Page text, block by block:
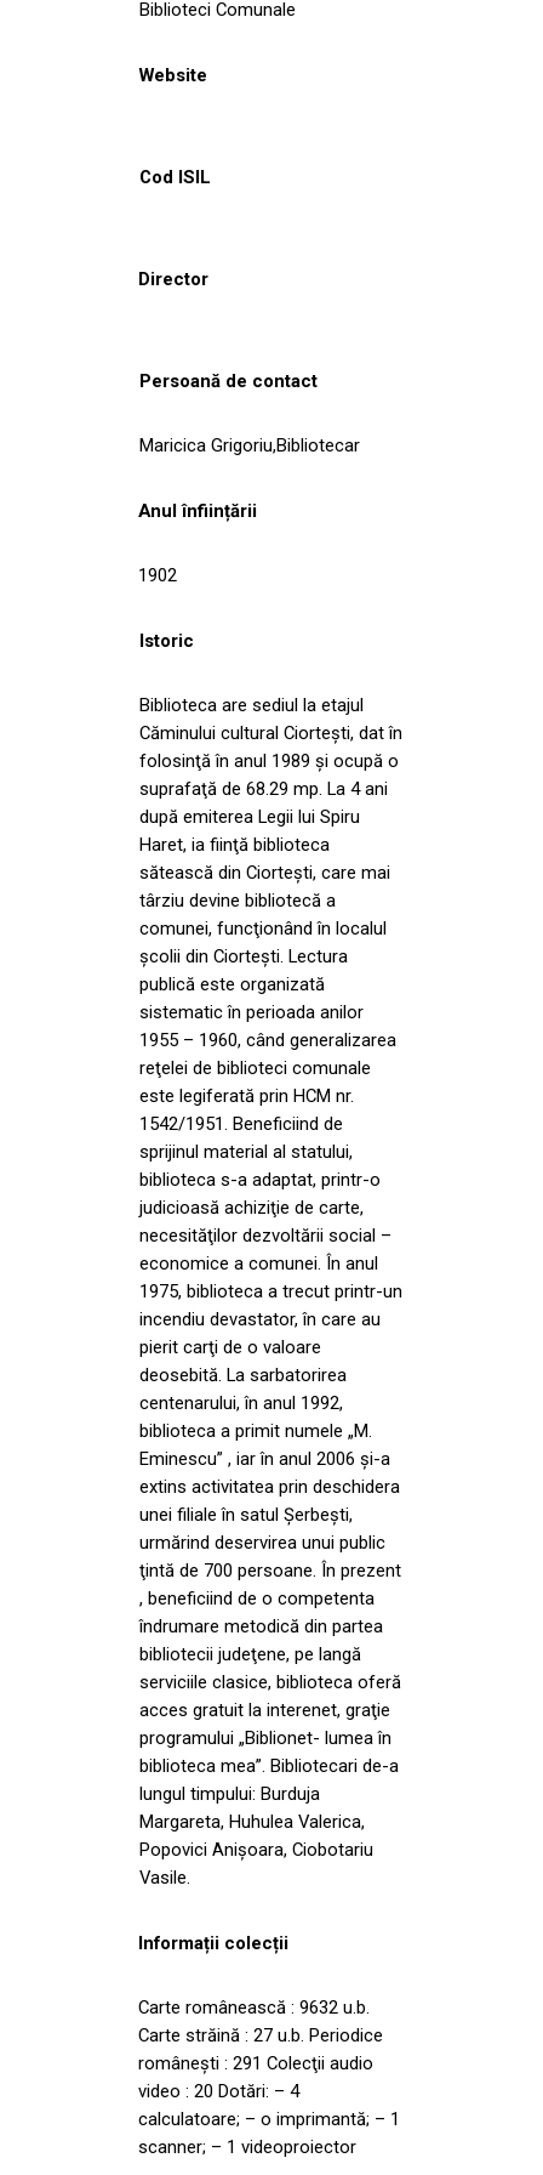
Biblioteci Comunale
Website
Cod ISIL
Director
Persoană de contact
Maricica Grigoriu,Bibliotecar
Anul înființării
1902
Istoric
Biblioteca are sediul la etajul
Căminului cultural Ciorteşti, dat în
folosinţă în anul 1989 şi ocupă o
suprafaţă de 68.29 mp. La 4 ani
după emiterea Legii lui Spiru
Haret, ia fiinţă biblioteca
sătească din Ciorteşti, care mai
târziu devine bibliotecă a
comunei, funcţionând în localul
şcolii din Ciorteşti. Lectura
publică este organizată
sistematic în perioada anilor
1955 – 1960, când generalizarea
reţelei de biblioteci comunale
este legiferată prin HCM nr.
1542/1951. Beneficiind de
sprijinul material al statului,
biblioteca s-a adaptat, printr-o
judicioasă achiziţie de carte,
necesităţilor dezvoltării social –
economice a comunei. În anul
1975, biblioteca a trecut printr-un
incendiu devastator, în care au
pierit carţi de o valoare
deosebită. La sarbatorirea
centenarului, în anul 1992,
biblioteca a primit numele „M.
Eminescu” , iar în anul 2006 şi-a
extins activitatea prin deschidera
unei filiale în satul Şerbeşti,
urmărind deservirea unui public
ţintă de 700 persoane. În prezent
, beneficiind de o competenta
îndrumare metodică din partea
bibliotecii judeţene, pe langă
serviciile clasice, biblioteca oferă
acces gratuit la interenet, graţie
programului „Biblionet- lumea în
biblioteca mea”. Bibliotecari de-a
lungul timpului: Burduja
Margareta, Huhulea Valerica,
Popovici Anişoara, Ciobotariu
Vasile.
Informații colecții
Carte românească : 9632 u.b.
Carte străină : 27 u.b. Periodice
româneşti : 291 Colecţii audio
video : 20 Dotări: – 4
calculatoare; – o imprimantă; – 1
scanner; – 1 videoproiector